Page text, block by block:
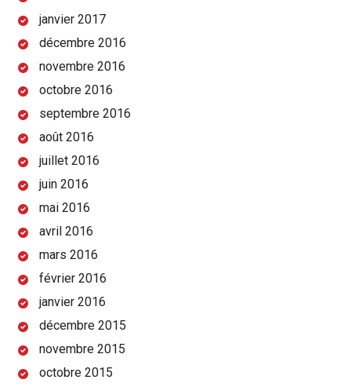
janvier 2017
décembre 2016
novembre 2016
octobre 2016
septembre 2016
août 2016
juillet 2016
juin 2016
mai 2016
avril 2016
mars 2016
février 2016
janvier 2016
décembre 2015
novembre 2015
octobre 2015